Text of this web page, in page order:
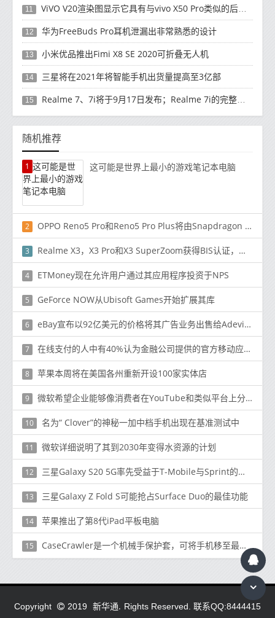
11 ViVO V20渲染图显示它具有与vivo X50 Pro类似的后部设计
12 华为FreeBuds Pro耳机泄漏出非常熟悉的设计
13 小米优品推出Fimi X8 SE 2020可折叠无人机
14 三星将在2021年将智能手机出货量提高至3亿部
15 Realme 7、7i将于9月17日发布；Realme 7i的完整规格并导致泄漏
随机推荐
1 这可能是世界上最小的游戏笔记本电脑
2 OPPO Reno5 Pro和Reno5 Pro Plus将由Snapdragon 860供电
3 Realme X3，X3 Pro和X3 SuperZoom获得BIS认证，即将在印度推出
4 ETMoney现在允许用户通过其应用程序投资于NPS
5 GeForce NOW从Ubisoft Games开始扩展其库
6 eBay宣布以92亿美元的价格将其广告业务出售给Adevinta
7 在线支付的人中有40%认为金融公司提供的官方移动应用程序需要更多的安全保护
8 苹果本周将在美国各州重新开设100家实体店
9 微软希望企业能够像消费者在YouTube和类似平台上分发和消费内容一样轻松地上传
10 名为“ Clover”的神秘一加中档手机出现在基准测试中
11 微软详细说明了其到2030年变得水资源的计划
12 三星Galaxy S20 5G率先受益于T-Mobile与Sprint的合并
13 三星Galaxy Z Fold S可能抢占Surface Duo的最佳功能
14 苹果推出了第8代iPad平板电脑
15 CaseCrawler是一个机械手保护套，可将手机移至最近的充电座
Copyright 2019 新华通. Rights Reserved. 联系QQ:8444415